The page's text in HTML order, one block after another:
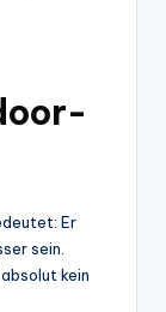
Er
sein.
kein